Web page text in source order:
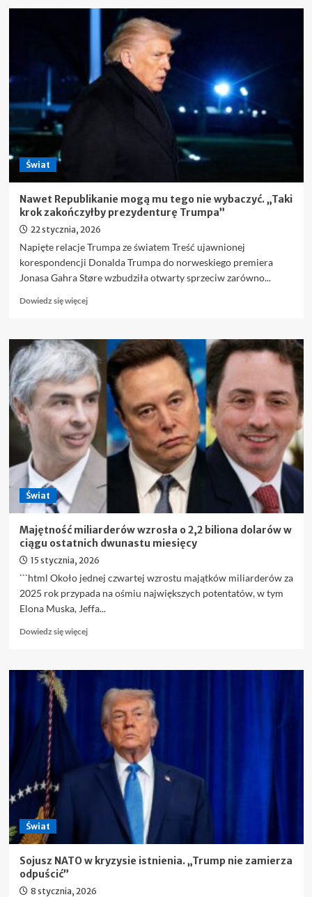
o
wartości
dolara
działaniach
Trumpa
Świat
Nawet Republikanie mogą mu tego nie wybaczyć. „Taki
krok zakończyłby prezydenturę Trumpa”
22 stycznia, 2026
Napięte relacje Trumpa ze światem Treść ujawnionej
korespondencji Donalda Trumpa do norweskiego premiera
Jonasa Gahra Støre wzbudziła otwarty sprzeciw zarówno...
Dowiedz się więcejDowiedz
o
Nawet
Republikanie
mogą
mu
tego
nie
wybaczyć.
„Taki
krok
zakończyłby
prezydenturę
Trumpa”
Świat
Majętność miliarderów wzrosła o 2,2 biliona dolarów w
ciągu ostatnich dwunastu miesięcy
15 stycznia, 2026
```html Około jednej czwartej wzrostu majątków miliarderów za
2025 rok przypada na ośmiu największych potentatów, w tym
Elona Muska, Jeffa...
Dowiedz się więcejDowiedz
o
miliarderów
wzrosła
biliona
dolarów
dwunastu
Świat
Sojusz NATO w kryzysie istnienia. „Trump nie zamierza
odpuścić”
8 stycznia, 2026